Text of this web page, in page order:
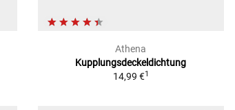
Athena
Kupplungsdeckeldichtung
14,99 €1